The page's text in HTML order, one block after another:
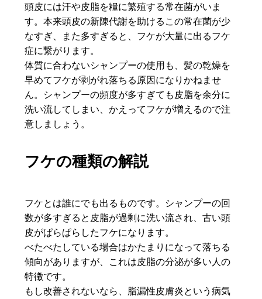
頭皮には汗や皮脂を糧に繁殖する常在菌がいま
す。本来頭皮の新陳代謝を助けるこの常在菌が少
なすぎ、また多すぎると、フケが大量に出るフケ
症に繋がります。
体質に合わないシャンプーの使用も、髪の乾燥を
早めてフケが剥がれ落ちる原因になりかねませ
ん。シャンプーの頻度が多すぎても皮脂を余分に
洗い流してしまい、かえってフケが増えるので注
意しましょう。
フケの種類の解説
フケとは誰にでも出るものです。シャンプーの回
数が多すぎると皮脂が過剰に洗い流され、古い頭
皮がぱらぱらしたフケになります。
べたべたしている場合はかたまりになって落ちる
傾向がありますが、これは皮脂の分泌が多い人の
特徴です。
もし改善されないなら、脂漏性皮膚炎という病気